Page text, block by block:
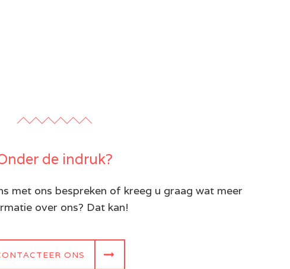
de indruk?
met ons bespreken of kreeg u graag wat meer
over ons? Dat kan!
ONS 